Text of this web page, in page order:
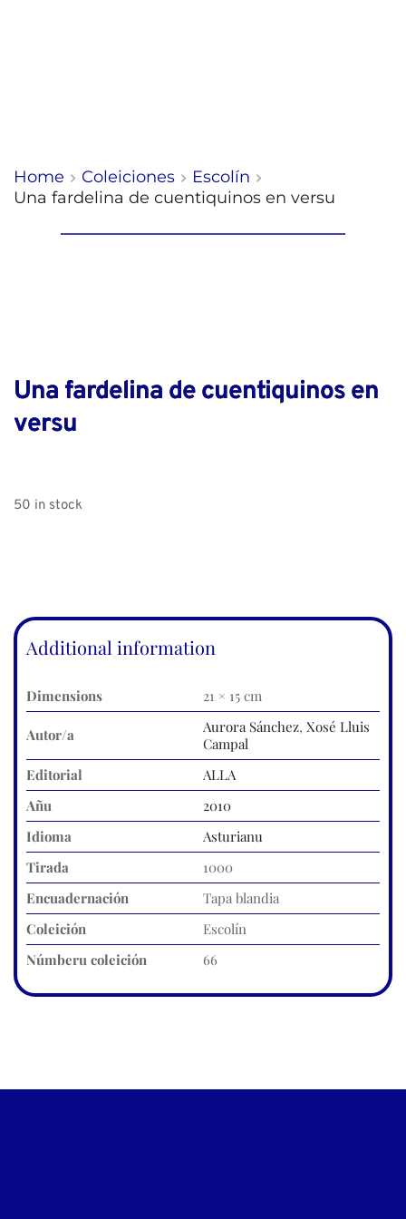
Home Coleiciones
Escolín
Una fardelina de cuentiquinos en versu
Una fardelina de cuentiquinos en
versu
50 in stock
Additional information
Dimensions 21 × 15 cm
Autor/a Aurora Sánchez, Xosé Lluis
Campal
Editorial
ALLA
Añu
2010
Idioma
Asturianu
Tirada
1000
Encuadernación
Tapa blandia
Coleición
Escolín
Númberu coleición
66